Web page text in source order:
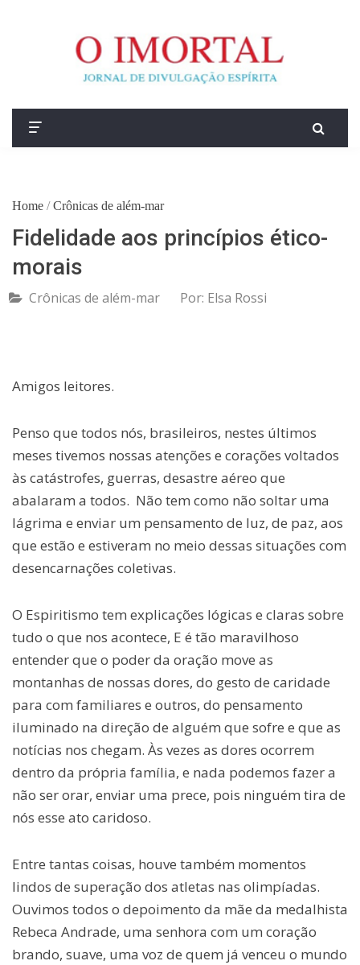
Home / Crônicas de além-mar
Fidelidade aos princípios ético-
morais
Crônicas de além-mar Por: Elsa Rossi
Amigos leitores.
Penso que todos nós, brasileiros, nestes últimos
meses tivemos nossas atenções e corações voltados
às catástrofes, guerras, desastre aéreo que
abalaram a todos. Não tem como não soltar uma
lágrima e enviar um pensamento de luz, de paz, aos
que estão e estiveram no meio dessas situações com
desencarnações coletivas.
O Espiritismo tem explicações lógicas e claras sobre
tudo o que nos acontece, E é tão maravilhoso
entender que o poder da oração move as
montanhas de nossas dores, do gesto de caridade
para com familiares e outros, do pensamento
iluminado na direção de alguém que sofre e que as
notícias nos chegam. Às vezes as dores ocorrem
dentro da própria família, e nada podemos fazer a
não ser orar, enviar uma prece, pois ninguém tira de
nós esse ato caridoso.
Entre tantas coisas, houve também momentos
lindos de superação dos atletas nas olimpíadas.
Ouvimos todos o depoimento da mãe da medalhista
Rebeca Andrade, uma senhora com um coração
brando, suave, uma voz de quem já venceu o mundo